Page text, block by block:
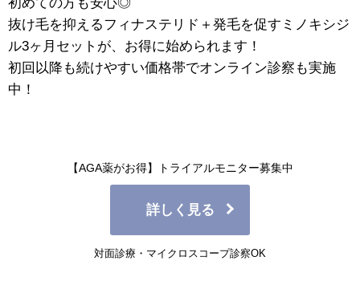
初めての方も安心◎
抜け毛を抑えるフィナステリド＋発毛を促すミノキシジ
ル3ヶ月セットが、お得に始められます！
初回以降も続けやすい価格帯でオンライン診察も実施
中！
【AGA薬がお得】トライアルモニター募集中
詳しく見る
対面診療・マイクロスコープ診察OK